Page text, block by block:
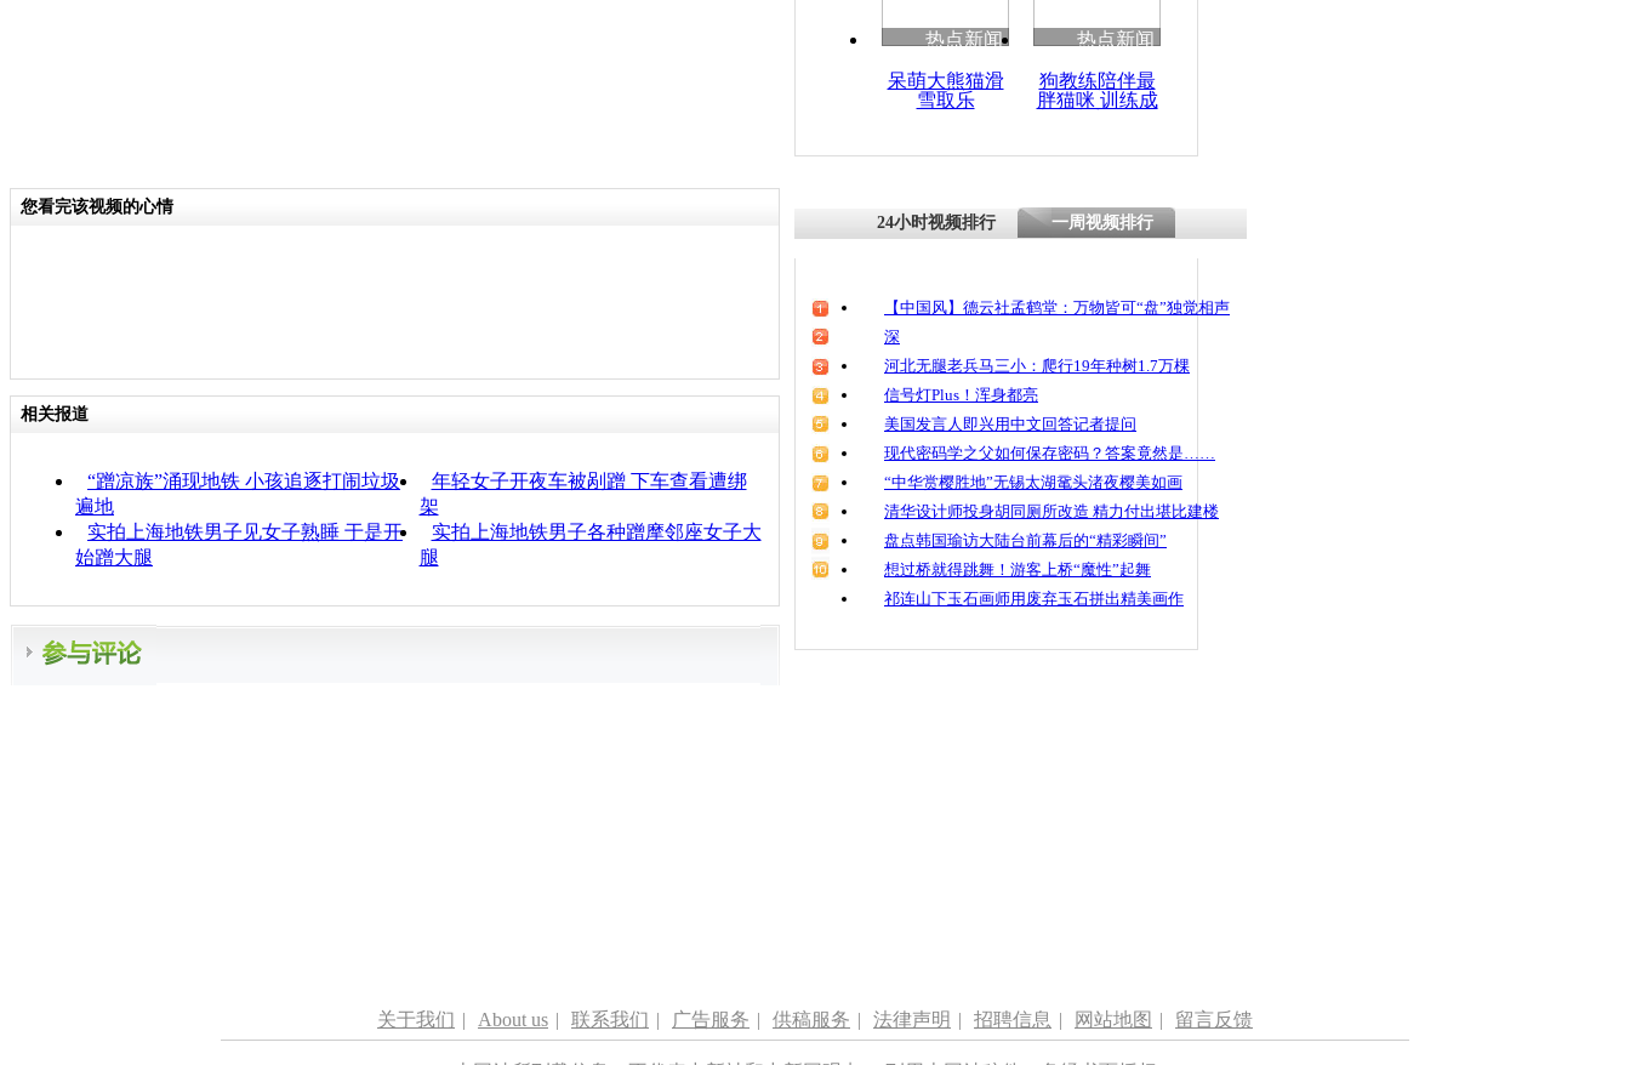
魂
热点新闻
呆萌大熊猫滑
雪取乐
热点新闻
狗教练陪伴最
胖猫咪 训练成
您看完该视频的心情
相关报道
“蹭凉族”涌现地铁 小孩追逐打闹垃圾
遍地
年轻女子开夜车被剐蹭 下车查看遭绑
架
实拍上海地铁男子见女子熟睡 于是开
始蹭大腿
实拍上海地铁男子各种蹭摩邻座女子大
腿
24小时视频排行 一周视频排行
【中国风】德云社孟鹤堂：万物皆可“盘”独觉相声
深
河北无腿老兵马三小：爬行19年种树1.7万棵
信号灯Plus！浑身都亮
美国发言人即兴用中文回答记者提问
现代密码学之父如何保存密码？答案竟然是……
“中华赏樱胜地”无锡太湖鼋头渚夜樱美如画
清华设计师投身胡同厕所改造 精力付出堪比建楼
盘点韩国瑜访大陆台前幕后的“精彩瞬间”
想过桥就得跳舞！游客上桥“魔性”起舞
祁连山下玉石画师用废弃玉石拼出精美画作
关于我们 | About us | 联系我们 | 广告服务 | 供稿服务 | 法律声明 | 招聘信息 | 网站地图 | 留言反馈